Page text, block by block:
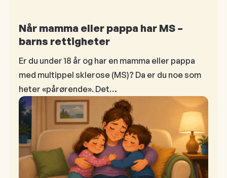
Når mamma eller pappa har MS –
barns rettigheter
Er du under 18 år og har en mamma eller pappa
med multippel sklerose (MS)? Da er du noe som
heter «pårørende». Det…